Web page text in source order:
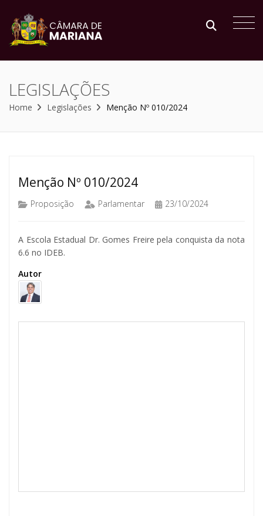
LEGISLAÇÕES
Home Legislações Menção Nº 010/2024
Menção Nº 010/2024
Proposição Parlamentar 23/10/2024
A Escola Estadual Dr. Gomes Freire pela conquista da nota
6.6 no IDEB.
Autor